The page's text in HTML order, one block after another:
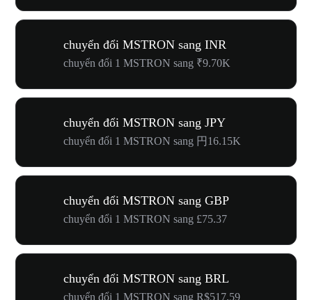
chuyển đổi MSTRON sang INR
chuyển đổi 1 MSTRON sang ₹9.70K
chuyển đổi MSTRON sang JPY
chuyển đổi 1 MSTRON sang 円16.15K
chuyển đổi MSTRON sang GBP
chuyển đổi 1 MSTRON sang £75.37
chuyển đổi MSTRON sang BRL
chuyển đổi 1 MSTRON sang R$517.59